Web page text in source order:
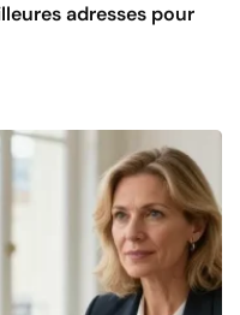
adresses pour